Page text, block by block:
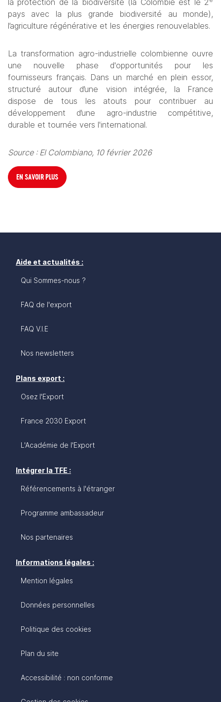
la protection de la biodiversité (la Colombie est le 2
pays avec la plus grande biodiversité au monde),
l’agriculture régénérative et les énergies renouvelables.
La transformation agro-industrielle colombienne ouvre
une nouvelle phase d'opportunités pour les
fournisseurs français. Dans un marché en plein essor,
structuré autour d’une vision intégrée, la France
dispose de tous les atouts pour contribuer au
développement d’une agro-industrie compétitive,
durable et tournée vers l'international.
Source : El Colombiano, 10 février 2026
EN SAVOIR PLUS
Aide et actualités :
Qui Sommes-nous ?
FAQ de l'export
FAQ V.I.E
Nos newsletters
Plans export :
Osez l'Export
France 2030 Export
L'Académie de l'Export
Intégrer la TFE :
Référencements à l'étranger
Programme ambassadeur
Nos partenaires
Informations légales :
Mention légales
Données personnelles
Politique des cookies
Plan du site
Accessibilité : non conforme